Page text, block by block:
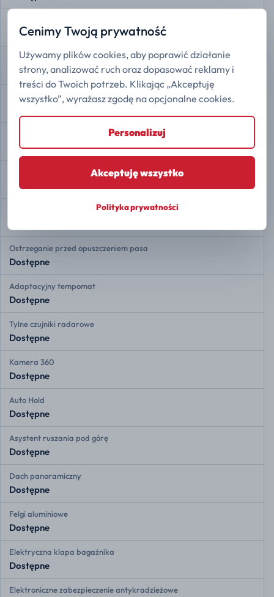
Dostępne
Rozdział siły hamowania EBD
Dostępne
Asystent hamowania
Dostępne
Stabilizacja toru jazdy ESP
Dostępne
Asystent zmiany pasa ruchu
Ostrzeganie przed opuszczeniem pasa
Dostępne
Adaptacyjny tempomat
Dostępne
Tylne czujniki radarowe
Dostępne
Kamera 360
Dostępne
Auto Hold
Dostępne
Asystent ruszania pod górę
Dostępne
Dach panoramiczny
Dostępne
Felgi aluminiowe
Dostępne
Elektryczna klapa bagażnika
Dostępne
Elektroniczne zabezpieczenie antykradzieżowe
Cenimy Twoją prywatność
Używamy plików cookies, aby poprawić działanie
strony, analizować ruch oraz dopasować reklamy i
treści do Twoich potrzeb. Klikając „Akceptuję
wszystko”, wyrażasz zgodę na opcjonalne cookies.
Personalizuj
Akceptuję wszystko
Polityka prywatności